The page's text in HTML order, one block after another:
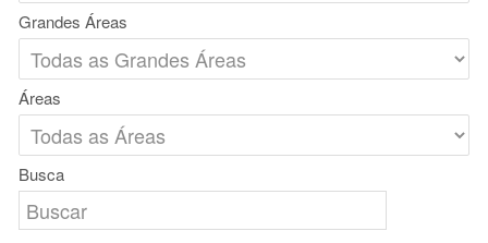
Grandes Áreas
Áreas
Busca